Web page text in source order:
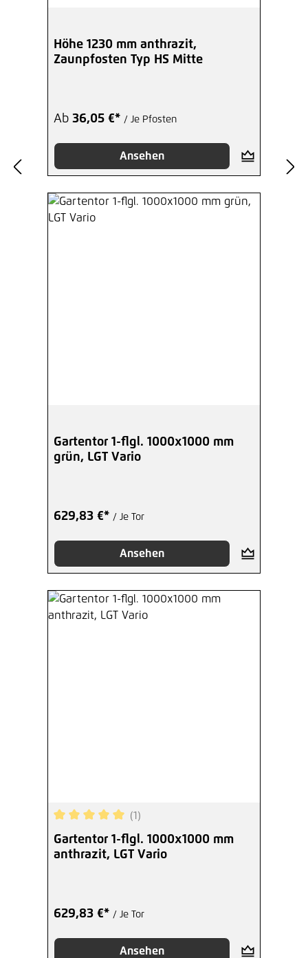
Höhe 1230 mm anthrazit,
Zaunpfosten Typ HS Mitte
Ab 36,05 €* / Je Pfosten
Ansehen
Gartentor 1-flgl. 1000x1000 mm
grün, LGT Vario
629,83 €* / Je Tor
Ansehen
Durchschnittliche Bewertung von 5 von 5
(1)
Gartentor 1-flgl. 1000x1000 mm
anthrazit, LGT Vario
629,83 €* / Je Tor
Ansehen